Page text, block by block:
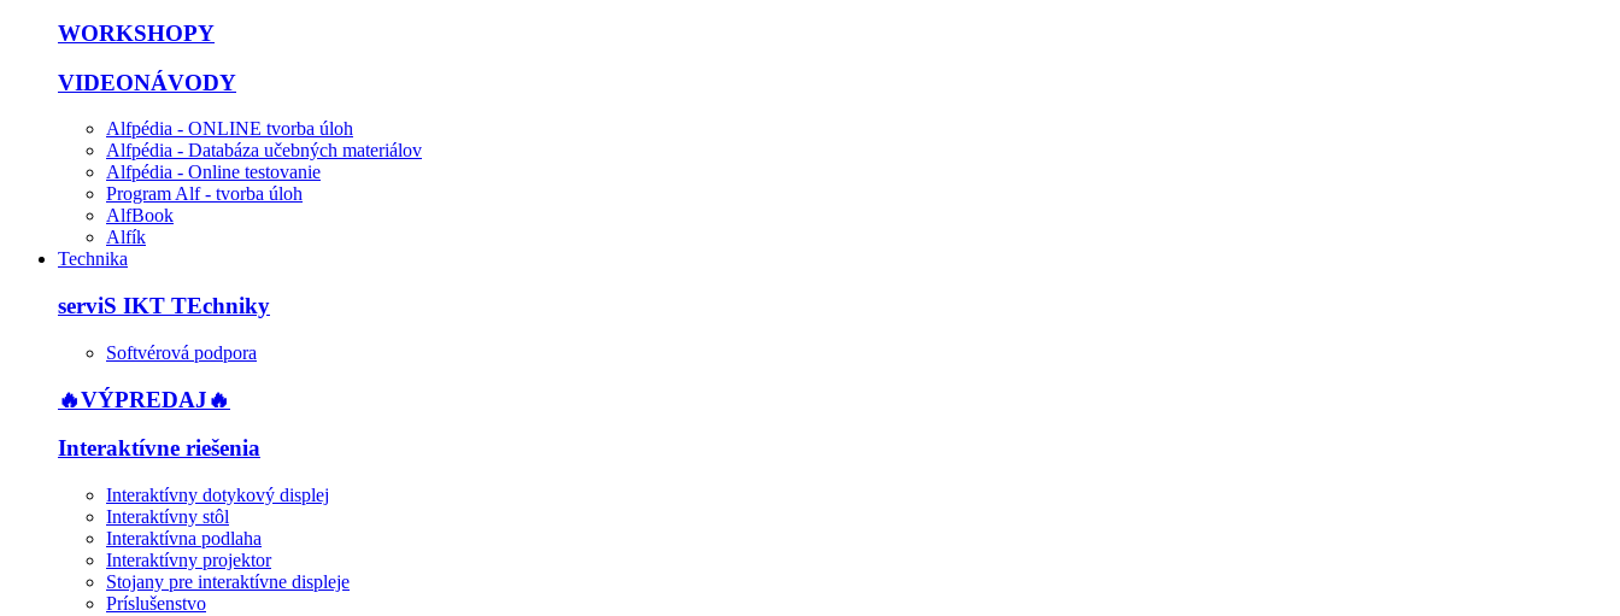
WORKSHOPY
VIDEONÁVODY
Alfpédia - ONLINE tvorba úloh
Alfpédia - Databáza učebných materiálov
Alfpédia - Online testovanie
Program Alf - tvorba úloh
AlfBook
Alfík
Technika
serviS IKT TEchniky
Softvérová podpora
🔥VÝPREDAJ🔥
Interaktívne riešenia
Interaktívny dotykový displej
Interaktívny stôl
Interaktívna podlaha
Interaktívny projektor
Stojany pre interaktívne displeje
Príslušenstvo